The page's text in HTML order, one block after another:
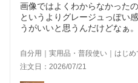
画像ではよくわからなかった
というよりグレージュっぽい
うがいいと思うんだけどなぁ
自分用｜実用品・普段使い｜はじめ
注文日：2026/07/21